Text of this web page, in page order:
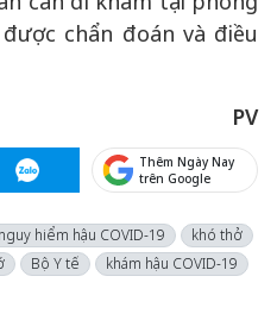
chẩn đoán và điều
PV
Thêm Ngày Nay
trên Google
hiểm hậu COVID-19
khó thở
Bộ Y tế khám hậu COVID-19